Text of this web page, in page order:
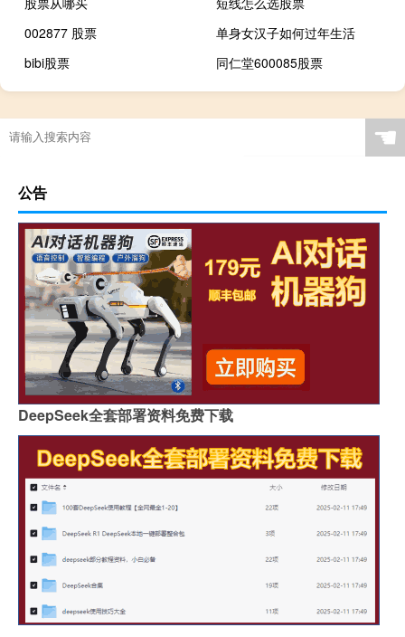
002877 股票
单身女汉子如何过年生活
bibi股票
同仁堂600085股票
☚
公告
DeepSeek全套部署资料免费下载